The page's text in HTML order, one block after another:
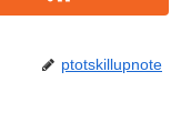
ptotskillupnote